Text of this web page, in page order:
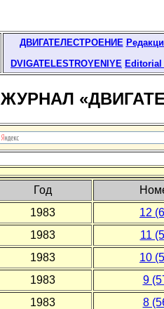
ДВИГАТЕЛЕСТРОЕНИЕ
DVIGATELESTROYENIYE Editorial
ЖУРНАЛ
Год
1983
12
1983
11
1983
10
1983
9
1983
8